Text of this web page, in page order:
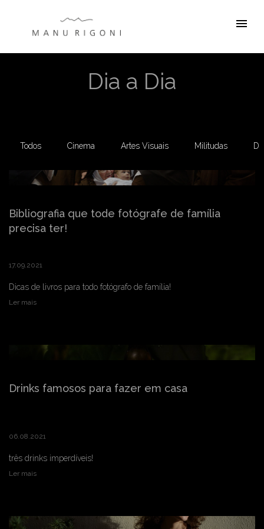
menu
Dia a Dia
Todos Cinema Artes Visuais Militudas
Bibliografia que tode fotógrafe de família
precisa ter!
17.09.2021
Dicas de livros para todo fotógrafo de família!
Ler mais
Drinks famosos para fazer em casa
06.08.2021
três drinks imperdíveis!
Ler mais